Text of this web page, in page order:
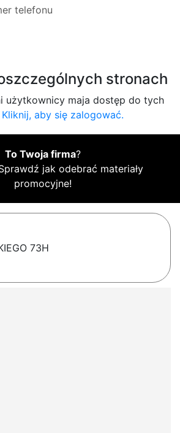
telefonu
stronach
użytkownicy maja dostęp do tych
Kliknij, aby się zalogować.
To Twoja firma?
jak odebrać materiały
promocyjne!
73H